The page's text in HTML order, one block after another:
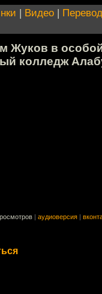
| Видео |
Жуков в
колледж
аудиоверсия